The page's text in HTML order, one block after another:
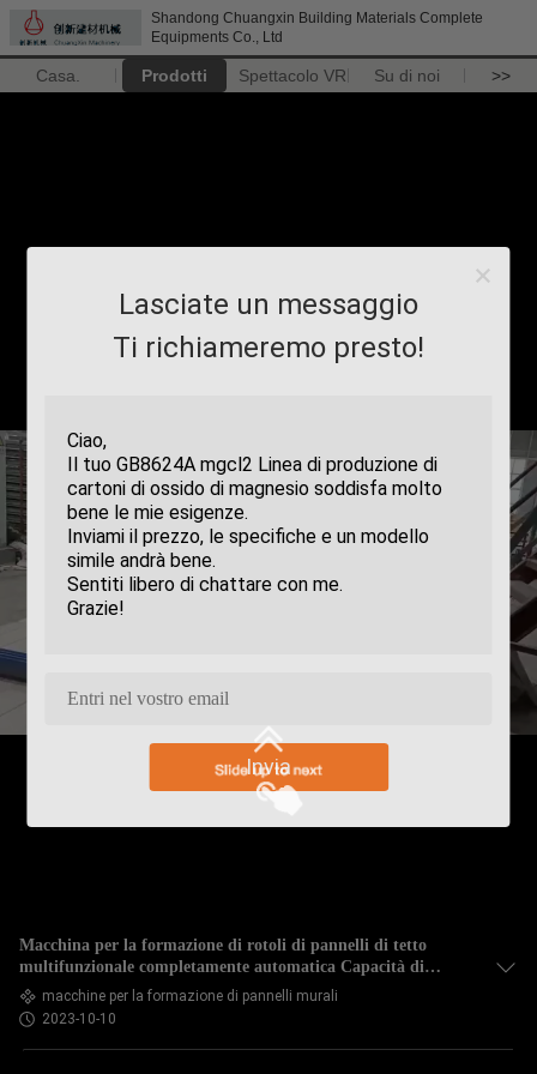
Shandong Chuangxin Building Materials Complete
Equipments Co., Ltd
Casa. Prodotti Spettacolo VR Su di noi >>
Lasciate un messaggio
Ti richiameremo presto!
Invia
Macchina per la formazione di rotoli di pannelli di tetto
multifunzionale completamente automatica Capacità di
produzione di 1500 fogli
macchine per la formazione di pannelli murali
2023-10-10